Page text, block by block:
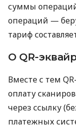
суммы
операций —
тариф
О QR-
Вместе с тем
оплату
через ссылку
платежных